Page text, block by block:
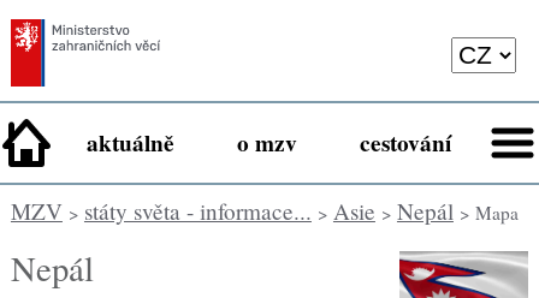
aktuálně o mzv cestování
MZV> státy světa - informace... > Asie > Nepál> Mapa
Nepál